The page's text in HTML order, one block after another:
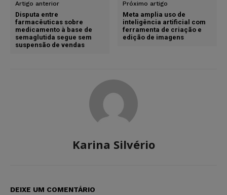
Artigo anterior
Disputa entre
farmacêuticas sobre
medicamento à base de
semaglutida segue sem
suspensão de vendas
Próximo artigo
Meta amplia uso de
inteligência artificial com
ferramenta de criação e
edição de imagens
Karina Silvério
DEIXE UM COMENTÁRIO